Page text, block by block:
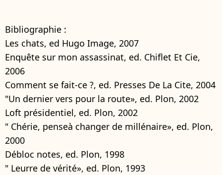
Bibliographie :
Les chats, ed Hugo Image, 2007
Enquête sur mon assassinat, ed. Chiflet Et Cie,
2006
Comment se fait-ce ?, ed. Presses De La Cite, 2004
"Un dernier vers pour la route», ed. Plon, 2002
Loft présidentiel, ed. Plon, 2002
" Chérie, penseà changer de millénaire», ed. Plon,
2000
Débloc notes, ed. Plon, 1998
" Leurre de vérité», ed. Plon, 1993